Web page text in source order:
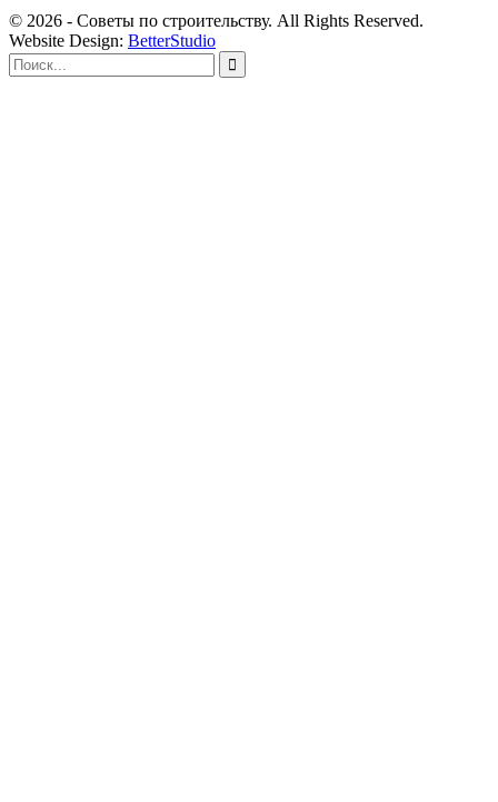
© 2026 - Советы по строительству. All Rights Reserved.
Website Design: BetterStudio